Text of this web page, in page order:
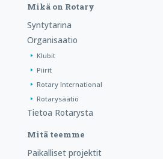
Mikä on Rotary
Syntytarina
Organisaatio
Klubit
Piirit
Rotary International
Rotarysäätiö
Tietoa Rotarysta
Mitä teemme
Paikalliset projektit